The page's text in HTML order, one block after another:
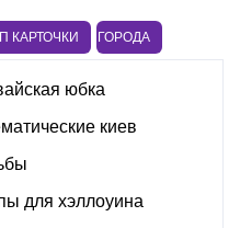
КАРТОЧКИ ГОРОДА
юбка
киев
для хэллоуина